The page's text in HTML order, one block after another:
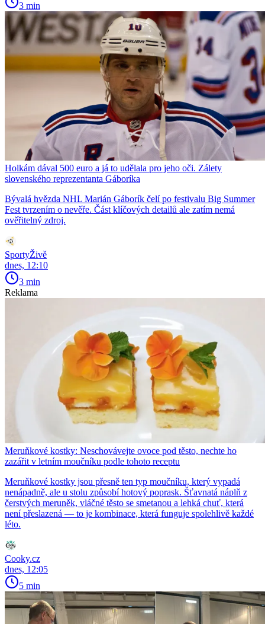
3 min
Holkám dával 500 euro a já to udělala pro jeho oči. Zálety
slovenského reprezentanta Gáboríka
Bývalá hvězda NHL Marián Gáborík čelí po festivalu Big Summer
Fest tvrzením o nevěře. Část klíčových detailů ale zatím nemá
ověřitelný zdroj.
SportyŽivě
dnes, 12:10
3 min
Reklama
Meruňkové kostky: Neschovávejte ovoce pod těsto, nechte ho
zazářit v letním moučníku podle tohoto receptu
Meruňkové kostky jsou přesně ten typ moučníku, který vypadá
nenápadně, ale u stolu způsobí hotový poprask. Šťavnatá náplň z
čerstvých meruněk, vláčné těsto se smetanou a lehká chuť, která
není přeslazená — to je kombinace, která funguje spolehlivě každé
léto.
Cooky.cz
dnes, 12:05
5 min